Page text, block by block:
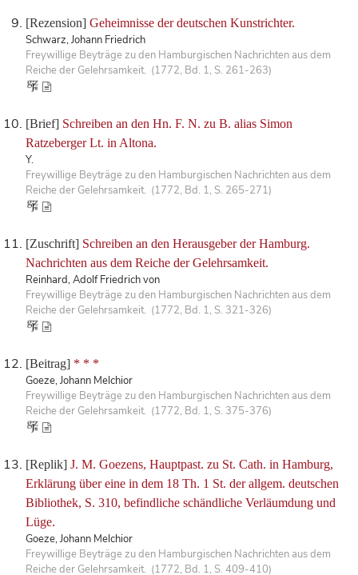
[Rezension] Geheimnisse der deutschen Kunstrichter.
Schwarz, Johann Friedrich
Freywillige Beyträge zu den Hamburgischen Nachrichten aus dem
Reiche der Gelehrsamkeit. (1772, Bd. 1, S. 261-263)
[Brief] Schreiben an den Hn. F. N. zu B. alias Simon
Ratzeberger Lt. in Altona.
Y.
Freywillige Beyträge zu den Hamburgischen Nachrichten aus dem
Reiche der Gelehrsamkeit. (1772, Bd. 1, S. 265-271)
[Zuschrift] Schreiben an den Herausgeber der Hamburg.
Nachrichten aus dem Reiche der Gelehrsamkeit.
Reinhard, Adolf Friedrich von
Freywillige Beyträge zu den Hamburgischen Nachrichten aus dem
Reiche der Gelehrsamkeit. (1772, Bd. 1, S. 321-326)
[Beitrag] * * *
Goeze, Johann Melchior
Freywillige Beyträge zu den Hamburgischen Nachrichten aus dem
Reiche der Gelehrsamkeit. (1772, Bd. 1, S. 375-376)
[Replik] J. M. Goezens, Hauptpast. zu St. Cath. in Hamburg,
Erklärung über eine in dem 18 Th. 1 St. der allgem. deutschen
Bibliothek, S. 310, befindliche schändliche Verläumdung und
Lüge.
Goeze, Johann Melchior
Freywillige Beyträge zu den Hamburgischen Nachrichten aus dem
Reiche der Gelehrsamkeit. (1772, Bd. 1, S. 409-410)